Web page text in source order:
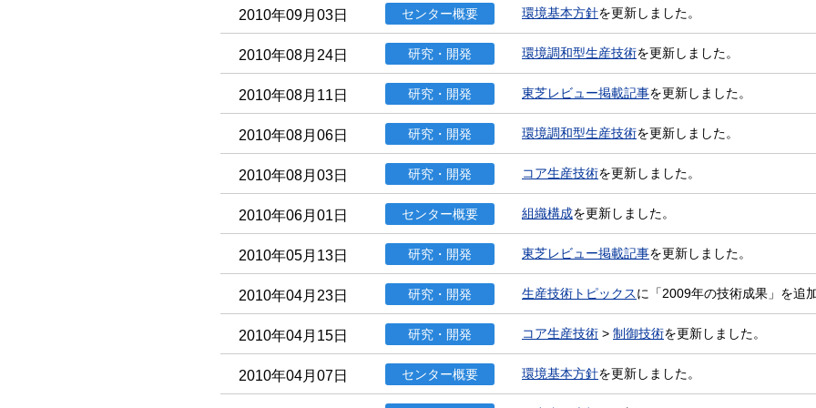
2010年09月03日 センター概要 環境基本方針を更新しました。
2010年08月24日 研究・開発 環境調和型生産技術を更新しました。
2010年08月11日 研究・開発 東芝レビュー掲載記事を更新しました。
2010年08月06日 研究・開発 環境調和型生産技術を更新しました。
2010年08月03日 研究・開発 コア生産技術を更新しました。
2010年06月01日 センター概要 組織構成を更新しました。
2010年05月13日 研究・開発 東芝レビュー掲載記事を更新しました。
2010年04月23日 研究・開発 生産技術トピックスに「2009年の技術成果」を追
2010年04月15日 研究・開発 コア生産技術 > 制御技術を更新しました。
2010年04月07日 センター概要 環境基本方針を更新しました。